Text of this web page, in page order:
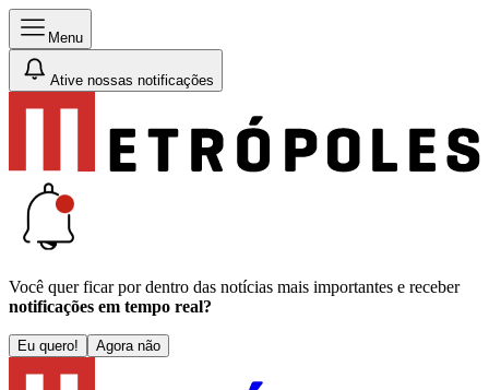
Menu
Ative nossas notificações
Você quer ficar por dentro das notícias mais importantes e receber
notificações em tempo real?
Eu quero! Agora não